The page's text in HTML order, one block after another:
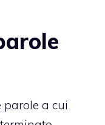
parole a cui